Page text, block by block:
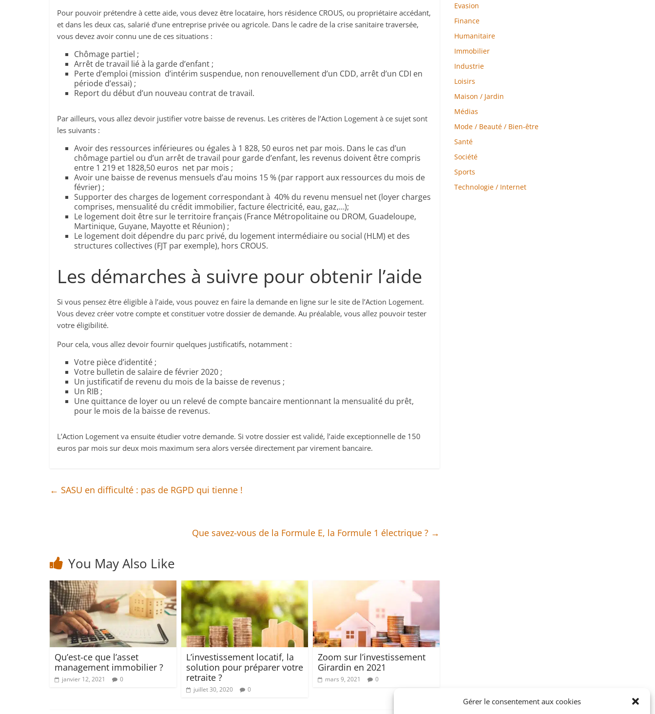
Gérer le consentement aux cookies
Pour pouvoir prétendre à cette aide, vous devez être locataire, hors résidence CROUS, ou propriétaire accédant,
et dans les deux cas, salarié d’une entreprise privée ou agricole. Dans le cadre de la crise sanitaire traversée,
vous devez avoir connu une de ces situations :
Chômage partiel ;
Arrêt de travail lié à la garde d’enfant ;
Perte d’emploi (mission d’intérim suspendue, non renouvellement d’un CDD, arrêt d’un CDI en
période d’essai) ;
Report du début d’un nouveau contrat de travail.
Par ailleurs, vous allez devoir justifier votre baisse de revenus. Les critères de l’Action Logement à ce sujet sont
les suivants :
Avoir des ressources inférieures ou égales à 1 828, 50 euros net par mois. Dans le cas d’un
chômage partiel ou d’un arrêt de travail pour garde d’enfant, les revenus doivent être compris
entre 1 219 et 1828,50 euros net par mois ;
Avoir une baisse de revenus mensuels d’au moins 15 % (par rapport aux ressources du mois de
février) ;
Supporter des charges de logement correspondant à 40% du revenu mensuel net (loyer charges
comprises, mensualité du crédit immobilier, facture électricité, eau, gaz,…);
Le logement doit être sur le territoire français (France Métropolitaine ou DROM, Guadeloupe,
Martinique, Guyane, Mayotte et Réunion) ;
Le logement doit dépendre du parc privé, du logement intermédiaire ou social (HLM) et des
structures collectives (FJT par exemple), hors CROUS.
Les démarches à suivre pour obtenir l’aide
Si vous pensez être éligible à l’aide, vous pouvez en faire la demande en ligne sur le site de l’Action Logement.
Vous devez créer votre compte et constituer votre dossier de demande. Au préalable, vous allez pouvoir tester
votre éligibilité.
Pour cela, vous allez devoir fournir quelques justificatifs, notamment :
Votre pièce d’identité ;
Votre bulletin de salaire de février 2020 ;
Un justificatif de revenu du mois de la baisse de revenus ;
Un RIB ;
Une quittance de loyer ou un relevé de compte bancaire mentionnant la mensualité du prêt,
pour le mois de la baisse de revenus.
L’Action Logement va ensuite étudier votre demande. Si votre dossier est validé, l’aide exceptionnelle de 150
euros par mois sur deux mois maximum sera alors versée directement par virement bancaire.
← SASU en difficulté : pas de RGPD qui tienne !
Que savez-vous de la Formule E, la Formule 1 électrique ? →
You May Also Like
Qu’est-ce que l’asset
management immobilier ?
janvier 12, 2021 0
L’investissement locatif, la
solution pour préparer votre
retraite ?
juillet 30, 2020 0
Zoom sur l’investissement
Girardin en 2021
mars 9, 2021 0
Evasion
Finance
Humanitaire
Immobilier
Industrie
Loisirs
Maison / Jardin
Médias
Mode / Beauté / Bien-être
Santé
Société
Sports
Technologie / Internet